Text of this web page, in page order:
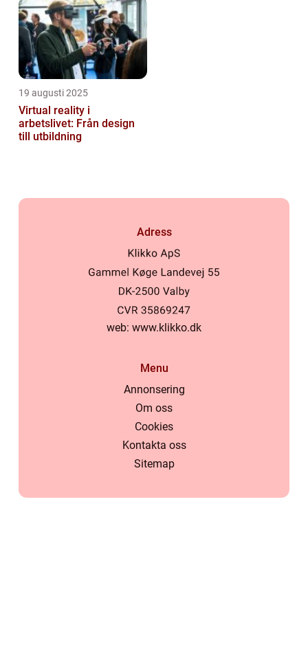
19 augusti 2025
Virtual reality i
arbetslivet: Från design
till utbildning
Adress
web: www.klikko.dk
Menu
Annonsering
Om oss
Cookies
Kontakta oss
Sitemap